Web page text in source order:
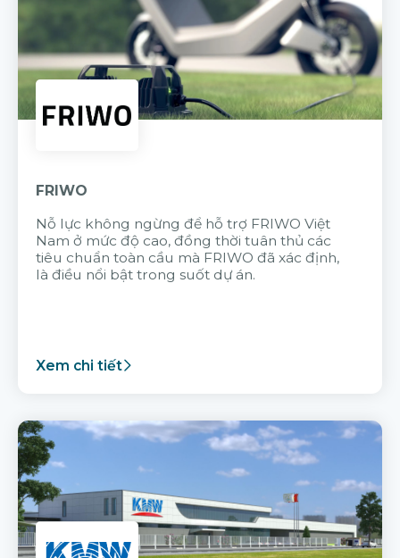
FRIWO
Nỗ lực không ngừng để hỗ trợ FRIWO Việt
Nam ở mức độ cao, đồng thời tuân thủ các
tiêu chuẩn toàn cầu mà FRIWO đã xác định,
là điều nổi bật trong suốt dự án.
Xem chi tiết